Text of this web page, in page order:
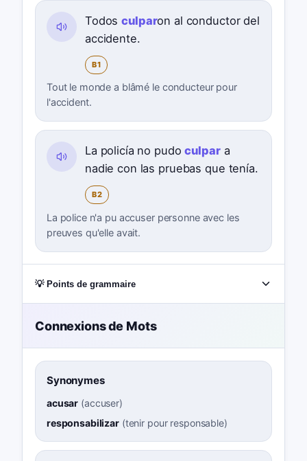
Todosculparon al conductor del
accidente.
B1
Tout le monde a blâmé le conducteur pour
l'accident.
La policía no pudoculpara
nadie con las pruebas que tenía.
B2
La police n'a pu accuser personne avec les
preuves qu'elle avait.
💡 Points de grammaire
Connexions de Mots
Synonymes
acusar (accuser)
responsabilizar (tenir pour responsable)